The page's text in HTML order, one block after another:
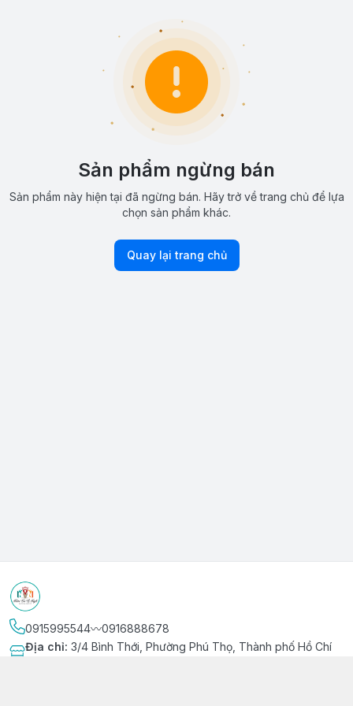
Sản phẩm ngừng bán
Sản phẩm này hiện tại đã ngừng bán. Hãy trở về trang chủ để lựa
chọn sản phẩm khác.
Quay lại trang chủ
0915995544〰️0916888678
Địa chỉ: 3/4 Bình Thới, Phường Phú Thọ, Thành phố Hồ Chí